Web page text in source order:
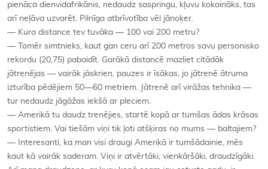
pienāca dienvidafrikānis, nedaudz saspringu, kļuvu kokaināks, tas
arī neļāva uzvarēt. Pilnīga atbrīvotība vēl jānoķer.
— Kura distance tev tuvāka — 100 vai 200 metru?
— Tomēr simtnieks, kaut gan ceru arī 200 metros savu personisko
rekordu (20,75) pabaidīt. Garākā distancē mazliet citādāk
jātrenējas — vairāk jāskrien, pauzes ir īsākas, jo jātrenē ātruma
izturība pēdējiem 50—60 metriem. Jātrenē arī virāžas tehnika —
tur nedaudz jāgāžas iekšā ar pleciem.
— Amerikā tu daudz trenējies, startē kopā ar tumšas ādas krāsas
sportistiem. Vai tiešām viņi tik ļoti atšķiras no mums — baltajiem?
— Interesanti, ka man visi draugi Amerikā ir tumšādainie, mēs
kaut kā vairāk saderam. Viņi ir atvērtāki, vienkāršāki, draudzīgāki.